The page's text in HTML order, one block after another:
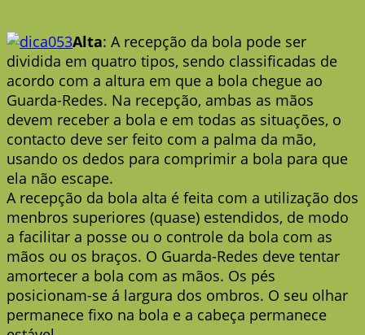
Alta: A recepção da bola pode ser
dividida em quatro tipos, sendo classificadas de
acordo com a altura em que a bola chegue ao
Guarda-Redes. Na recepção, ambas as mãos
devem receber a bola e em todas as situações, o
contacto deve ser feito com a palma da mão,
usando os dedos para comprimir a bola para que
ela não escape.
A recepção da bola alta é feita com a utilização dos
menbros superiores (quase) estendidos, de modo
a facilitar a posse ou o controle da bola com as
mãos ou os braços. O Guarda-Redes deve tentar
amortecer a bola com as mãos. Os pés
posicionam-se á largura dos ombros. O seu olhar
permanece fixo na bola e a cabeça permanece